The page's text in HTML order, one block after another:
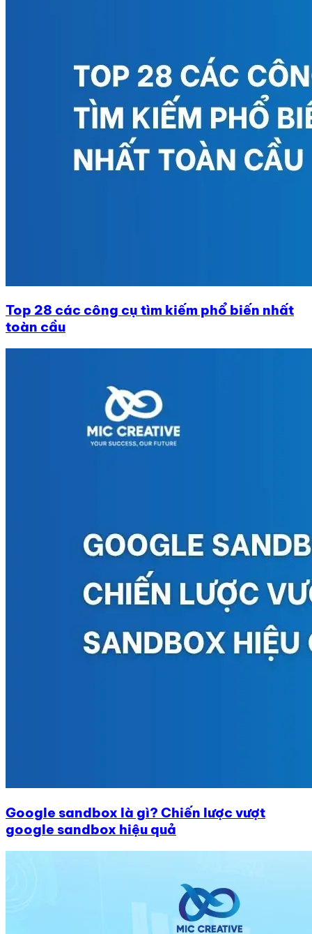
Top 28 các công cụ tìm kiếm phổ biến nhất
toàn cầu
Google sandbox là gì? Chiến lược vượt
google sandbox hiệu quả